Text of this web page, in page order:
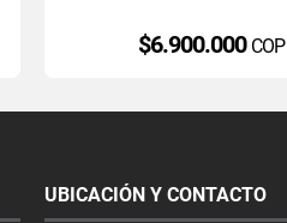
$6.900.000 COP
UBICACIÓN Y CONTACTO